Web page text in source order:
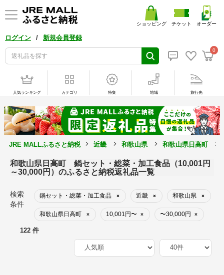
ログイン / 新規会員登録
0
ショッピング チケット オーダー
人気ランキング カテゴリ 特集 地域 旅行先
JRE MALLふるさと納税 近畿 和歌山県 和歌山県日高町
和歌山県日高町 鍋セット・総菜・加工食品（10,001円
～30,000円）のふるさと納税返礼品一覧
検索
条件
鍋セット・総菜・加工食品 × 近畿 × 和歌山県 ×
和歌山県日高町 × 10,001円〜 × 〜30,000円 ×
122 件